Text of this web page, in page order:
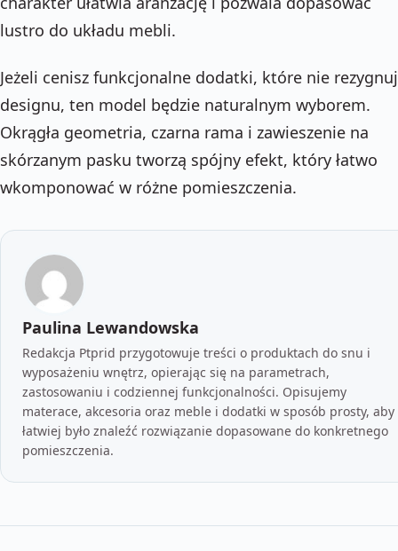
lustro do układu mebli.
Jeżeli cenisz funkcjonalne dodatki, które nie
designu, ten model będzie naturalnym wyborem.
Okrągła geometria, czarna rama i zawieszenie na
skórzanym pasku tworzą spójny efekt, który łatwo
wkomponować w różne pomieszczenia.
Paulina Lewandowska
Redakcja Ptprid przygotowuje treści o produktach do snu i
wyposażeniu wnętrz, opierając się na parametrach,
zastosowaniu i codziennej funkcjonalności. Opisujemy
materace, akcesoria oraz meble i dodatki w sposób prosty, aby
łatwiej było znaleźć rozwiązanie dopasowane do konkretnego
pomieszczenia.